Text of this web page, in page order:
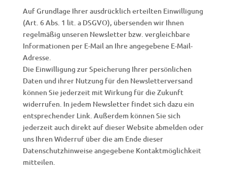
Auf Grundlage Ihrer ausdrücklich erteilten Einwilligung
(Art. 6 Abs. 1 lit. a DSGVO), übersenden wir Ihnen
regelmäßig unseren Newsletter bzw. vergleichbare
Informationen per E-Mail an Ihre angegebene E-Mail-
Adresse.
Die Einwilligung zur Speicherung Ihrer persönlichen
Daten und ihrer Nutzung für den Newsletterversand
können Sie jederzeit mit Wirkung für die Zukunft
widerrufen. In jedem Newsletter findet sich dazu ein
entsprechender Link. Außerdem können Sie sich
jederzeit auch direkt auf dieser Website abmelden oder
uns Ihren Widerruf über die am Ende dieser
Datenschutzhinweise angegebene Kontaktmöglichkeit
mitteilen.